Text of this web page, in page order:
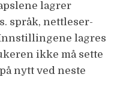
lagrer
språk, nettleser-
lagres
ikke må sette
nytt ved neste